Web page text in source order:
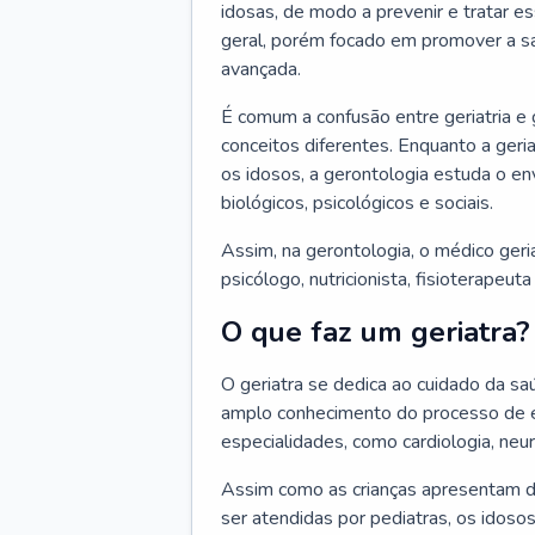
idosas, de modo a prevenir e tratar
geral, porém focado em promover a
avançada.
É comum a confusão entre geriatria
conceitos diferentes. Enquanto a
os idosos, a gerontologia estuda o
biológicos, psicológicos e sociais.
Assim, na gerontologia, o médico
psicólogo, nutricionista,
O que faz um geriatra?
O geriatra se dedica ao cuidado da
amplo conhecimento do processo
especialidades, como cardiologia,
Assim como as crianças apresentam
ser atendidas por pediatras, os